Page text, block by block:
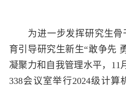
为进一步发挥研究生
育引导研究生新生“敢争先
凝聚力和自我管理水平， 11
338会议室举行2024级计算